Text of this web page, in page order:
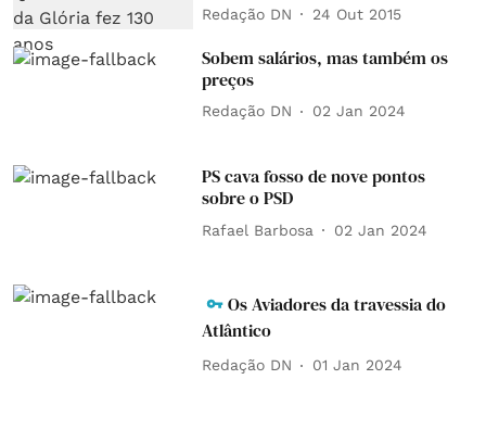
Redação DN 24 Out 2015
Sobem salários, mas também os
preços
Redação DN 02 Jan 2024
PS cava fosso de nove pontos
sobre o PSD
Rafael Barbosa 02 Jan 2024
Os Aviadores da travessia do
Atlântico
Redação DN 01 Jan 2024